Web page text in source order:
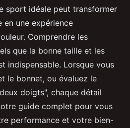
sport idéale peut transformer
une expérience
Comprendre les
que la bonne taille et les
indispensable. Lorsque vous
le bonnet, ou évaluez le
doigts", chaque détail
guide complet pour vous
performance et votre bien-